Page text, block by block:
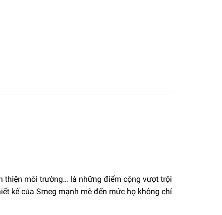
thiện môi trường… là những điểm cộng vượt trội
kế của Smeg mạnh mẽ đến mức họ không chỉ